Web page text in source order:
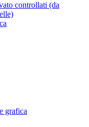
controllati (da
grafica